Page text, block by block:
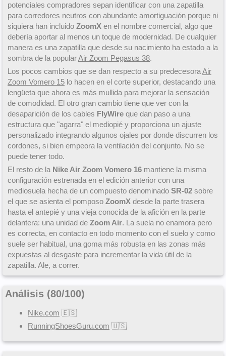
potenciales compradores sepan identificar con una zapatilla
para corredores neutros con abundante amortiguación porque ni
siquiera han incluido ZoomX en el nombre comercial, algo que
debería aportar al menos un toque de modernidad. De cualquier
manera es una zapatilla que desde su nacimiento ha estado a la
sombra de la popularAir Zoom Pegasus 38.
Los pocos cambios que se dan respecto a su predecesoraAir
Zoom Vomero 15 lo hacen en el corte superior, destacando una
lengüeta que ahora es más mullida para mejorar la sensación
de comodidad. El otro gran cambio tiene que ver con la
desaparición de los cables FlyWire que dan paso a una
estructura que "agarra" el mediopié y proporciona un ajuste
personalizado integrando algunos ojales por donde discurren los
cordones, si bien empeora la ventilación del conjunto. No se
puede tener todo.
El resto de la Nike Air Zoom Vomero 16 mantiene la misma
configuración estrenada en el edición anterior con una
mediosuela hecha de un compuesto denominado SR-02 sobre
el que se asienta el pomposo ZoomX desde la parte trasera
hasta el antepié y una vieja conocida de la afición en la parte
delantera: una unidad de Zoom Air. La suela no enamora pero
es correcta, en contacto en todo momento con el suelo y como
suele ser habitual, una goma más robusta en las zonas más
expuestas al desgaste para incrementar la vida útil de la
zapatilla. Ale, a correr.
Análisis (80/100)
Nike.com 🇪🇸
RunningShoesGuru.com 🇺🇸